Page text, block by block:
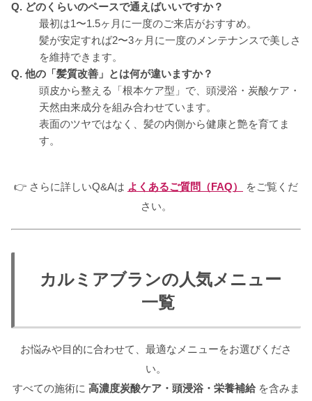
Q. どのくらいのペースで通えばいいですか？
最初は1〜1.5ヶ月に一度のご来店がおすすめ。
髪が安定すれば2〜3ヶ月に一度のメンテナンスで美しさ
を維持できます。
Q. 他の「髪質改善」とは何が違いますか？
頭皮から整える「根本ケア型」で、頭浸浴・炭酸ケア・
天然由来成分を組み合わせています。
表面のツヤではなく、髪の内側から健康と艶を育てま
す。
👉 さらに詳しいQ&Aは よくあるご質問（FAQ）
をご覧くだ
さい。
カルミアブランの人気メニュー
一覧
お悩みや目的に合わせて、最適なメニューをお選びくださ
い。
すべての施術に 高濃度炭酸ケア・頭浸浴・栄養補給を含みま